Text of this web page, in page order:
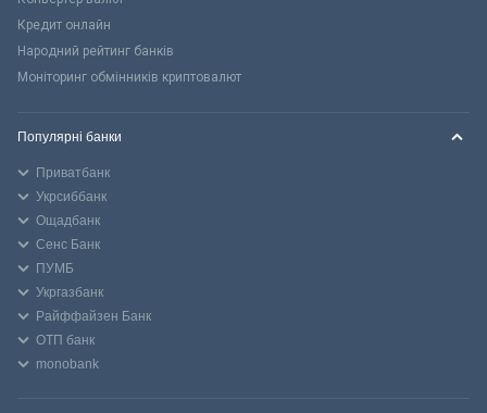
Кредит онлайн
Народний рейтинг банків
Моніторинг обмінників криптовалют
Популярні банки
Приватбанк
Укрсиббанк
Ощадбанк
Сенс Банк
ПУМБ
Укргазбанк
Райффайзен Банк
ОТП банк
monobank